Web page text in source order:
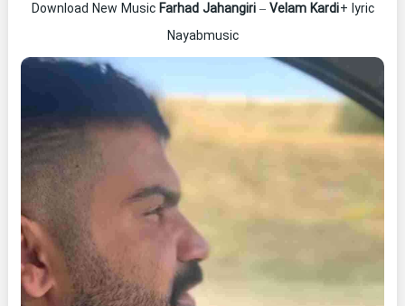
Download New Music Farhad Jahangiri– Velam Kardi+ lyric
Nayabmusic